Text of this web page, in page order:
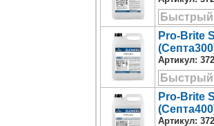
Pro-Brite
Артикул:
Pro-Brite
Артикул: